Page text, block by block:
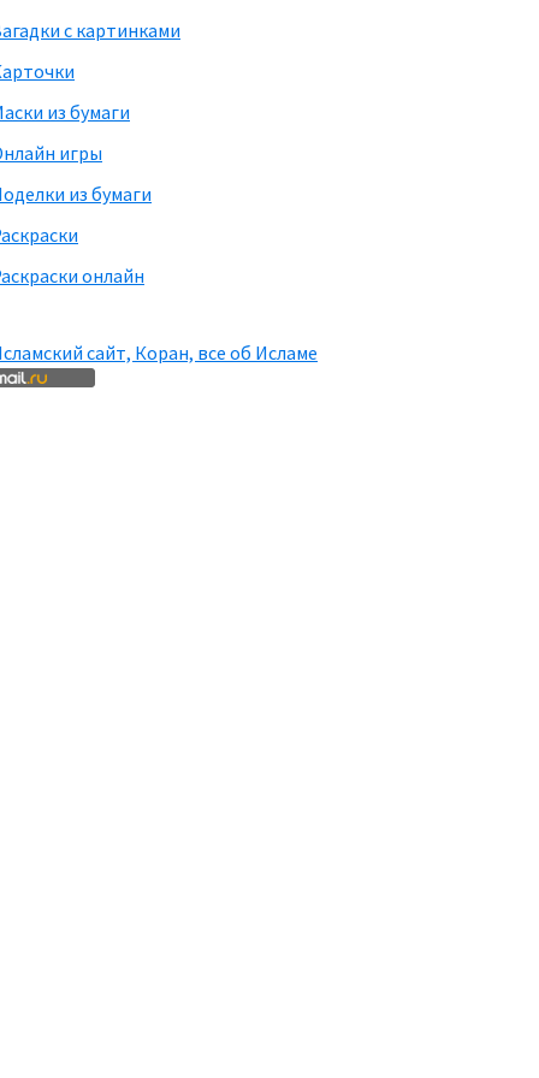
с картинками
из бумаги
игры
из бумаги
онлайн
сайт, Коран, все об Исламе